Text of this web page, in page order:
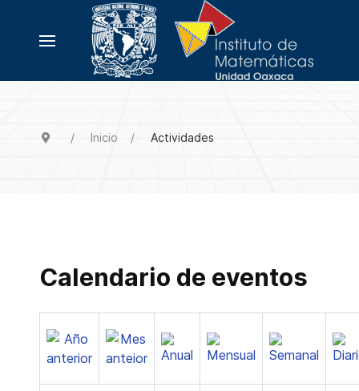
Inicio Actividades
Calendario de eventos